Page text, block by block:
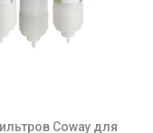
Coway для